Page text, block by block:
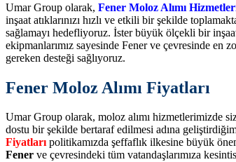
Umar Group olarak, Fener Moloz Alımı
inşaat atıklarınızı hızlı ve etkili bir şekilde
sağlamayı hedefliyoruz. İster büyük ölçekli bir
ekipmanlarımız sayesinde Fener ve çevresinde
gereken desteği sağlıyoruz.
Fener Moloz Alımı Fiyatları
Umar Group olarak, moloz alımı hizmetlerimizde
dostu bir şekilde bertaraf edilmesi adına
Fiyatlarıpolitikamızda şeffaflık ilkesine büyük
Fener ve çevresindeki tüm vatandaşlarımıza